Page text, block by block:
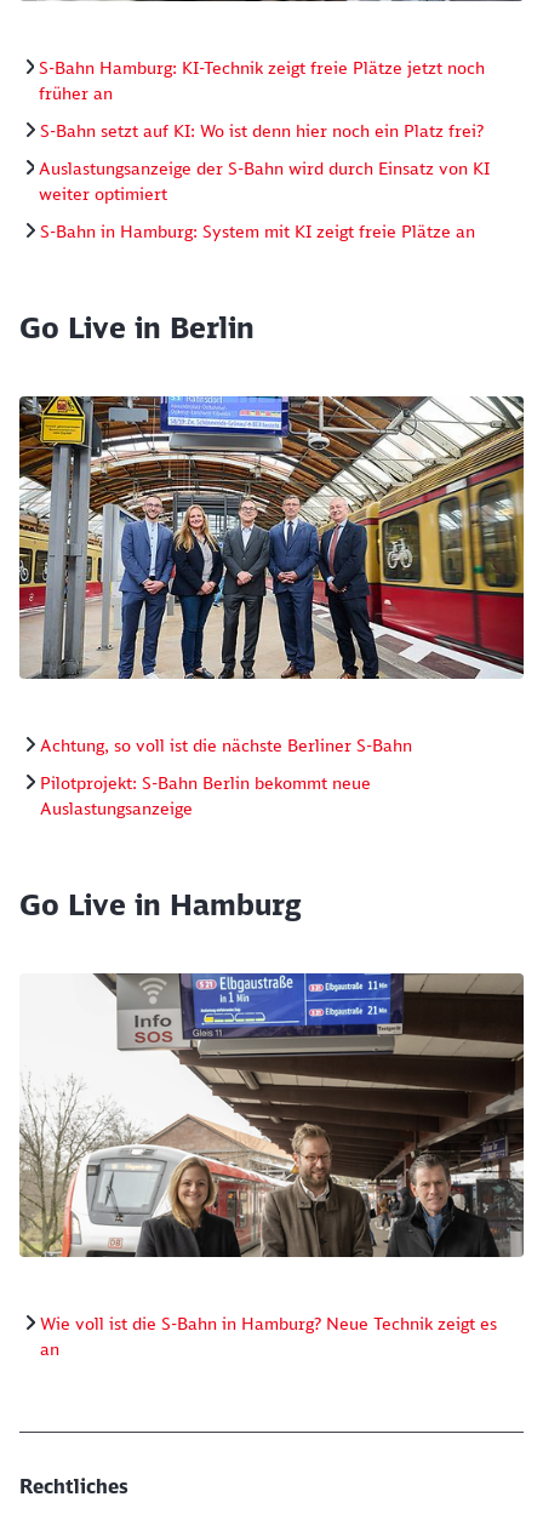
S-Bahn Hamburg: KI-Technik zeigt freie Plätze jetzt noch
früher an
S-Bahn setzt auf KI: Wo ist denn hier noch ein Platz frei?
Auslastungsanzeige der S-Bahn wird durch Einsatz von KI
weiter optimiert
S-Bahn in Hamburg: System mit KI zeigt freie Plätze an
Go Live in Berlin
Achtung, so voll ist die nächste Berliner S-Bahn
Pilotprojekt: S-Bahn Berlin bekommt neue
Auslastungsanzeige
Go Live in Hamburg
Wie voll ist die S-Bahn in Hamburg? Neue Technik zeigt es
an
Rechtliches